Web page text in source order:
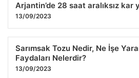
Arjantin’de 28 saat aralıksız kar
13/09/2023
Sarımsak Tozu Nedir, Ne İşe
Faydaları Nelerdir?
13/09/2023